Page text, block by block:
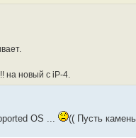
на новый с iP-4.
OS ... (( Пусть